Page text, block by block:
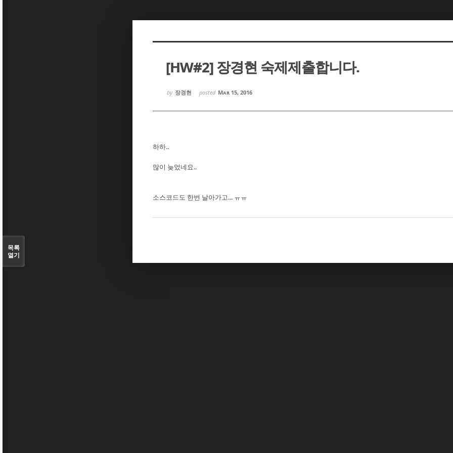
[HW#2] 장경현 숙제제출합니다.
by 장경현 posted Mar 15, 2016
하하..
많이 늦었네요..
소스코드도 한번 날아가고... ㅠㅠ
목록
열기
Sketchbook5, 스케치북5
Sketchbook5, 스케치북5
Sketchbook5, 스케치북5
Sketchbook5, 스케치북5